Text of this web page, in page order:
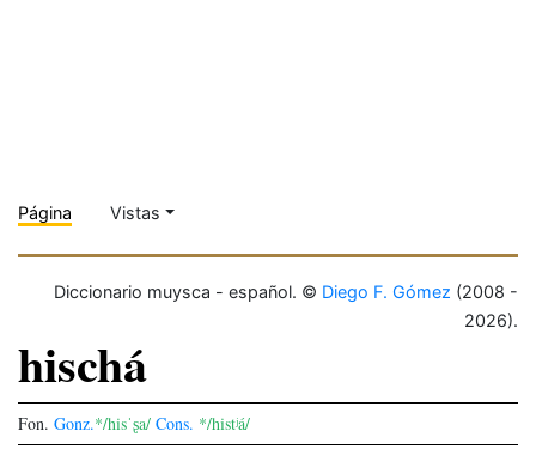
Página Vistas
Diccionario muysca - español. © Diego F. Gómez (2008 -
2026).
hischá
Fon. Gonz.*/hisˈʂa/ Cons. */histʲá/